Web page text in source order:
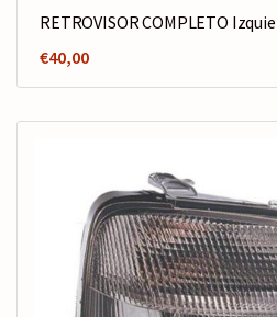
RETROVISOR COMPLETO
€40,00